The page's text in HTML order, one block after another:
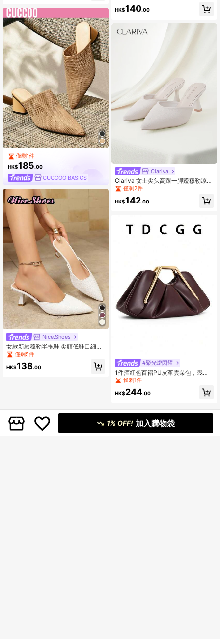
僅剩1件
HK$185.00
CUCCOO BASICS
Nice.Shoes
女款新款穆勒半拖鞋 尖頭低鞋口細高
跟鞋 性感優雅設計 舒適包頭深V斜切
半拖跟穆勒高跟涼鞋
僅剩5件
HK$138.00
HK$140.00
Clariva
Clariva 女士尖头高跟一脚蹬穆勒凉
鞋，女神风平底拖鞋，春季新品
僅剩2件
HK$142.00
#聚光燈閃耀
1件酒紅色百褶PU皮革雲朵包，幾何
金屬手柄女款手拿包，婚禮、派對與
宴會晚宴包
僅剩1件
HK$244.00
1% OFF! 加入購物袋